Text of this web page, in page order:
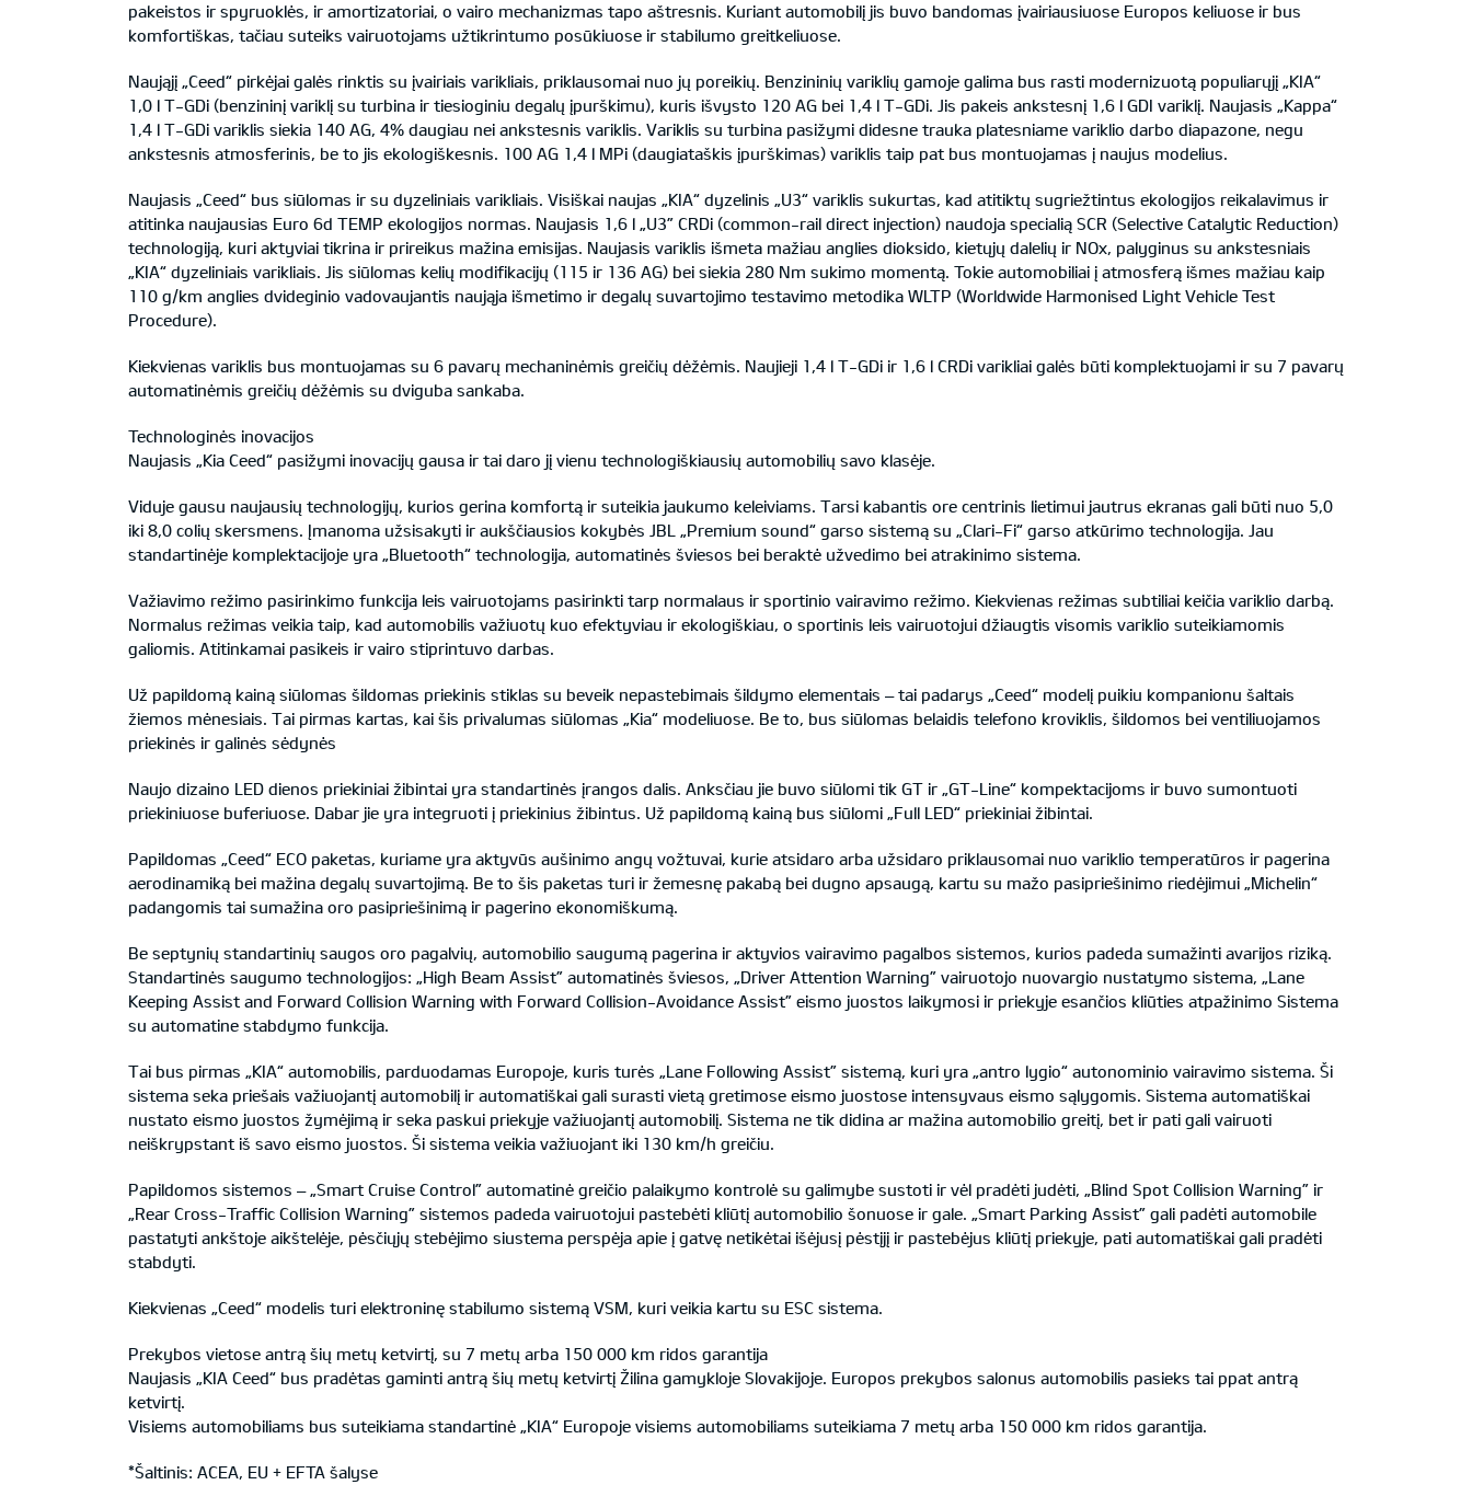
pakeistos ir spyruoklės, ir amortizatoriai, o vairo mechanizmas tapo aštresnis. Kuriant automobilį jis buvo bandomas įvairiausiuose Europos keliuose ir bus
komfortiškas, tačiau suteiks vairuotojams užtikrintumo posūkiuose ir stabilumo greitkeliuose.
Naująjį „Ceed“ pirkėjai galės rinktis su įvairiais varikliais, priklausomai nuo jų poreikių. Benzininių variklių gamoje galima bus rasti modernizuotą populiarųjį „KIA“
1,0 l T-GDi (benzininį variklį su turbina ir tiesioginiu degalų įpurškimu), kuris išvysto 120 AG bei 1,4 l T-GDi. Jis pakeis ankstesnį 1,6 l GDI variklį. Naujasis „Kappa“
1,4 l T-GDi variklis siekia 140 AG, 4% daugiau nei ankstesnis variklis. Variklis su turbina pasižymi didesne trauka platesniame variklio darbo diapazone, negu
ankstesnis atmosferinis, be to jis ekologiškesnis. 100 AG 1,4 l MPi (daugiataškis įpurškimas) variklis taip pat bus montuojamas į naujus modelius.
Naujasis „Ceed“ bus siūlomas ir su dyzeliniais varikliais. Visiškai naujas „KIA“ dyzelinis „U3“ variklis sukurtas, kad atitiktų sugriežtintus ekologijos reikalavimus ir
atitinka naujausias Euro 6d TEMP ekologijos normas. Naujasis 1,6 l „U3” CRDi (common-rail direct injection) naudoja specialią SCR (Selective Catalytic Reduction)
technologiją, kuri aktyviai tikrina ir prireikus mažina emisijas. Naujasis variklis išmeta mažiau anglies dioksido, kietųjų dalelių ir NOx, palyginus su ankstesniais
„KIA“ dyzeliniais varikliais. Jis siūlomas kelių modifikacijų (115 ir 136 AG) bei siekia 280 Nm sukimo momentą. Tokie automobiliai į atmosferą išmes mažiau kaip
110 g/km anglies dvideginio vadovaujantis naująja išmetimo ir degalų suvartojimo testavimo metodika WLTP (Worldwide Harmonised Light Vehicle Test
Procedure).
Kiekvienas variklis bus montuojamas su 6 pavarų mechaninėmis greičių dėžėmis. Naujieji 1,4 l T-GDi ir 1,6 l CRDi varikliai galės būti komplektuojami ir su 7 pavarų
automatinėmis greičių dėžėmis su dviguba sankaba.
Technologinės inovacijos
Naujasis „Kia Ceed“ pasižymi inovacijų gausa ir tai daro jį vienu technologiškiausių automobilių savo klasėje.
Viduje gausu naujausių technologijų, kurios gerina komfortą ir suteikia jaukumo keleiviams. Tarsi kabantis ore centrinis lietimui jautrus ekranas gali būti nuo 5,0
iki 8,0 colių skersmens. Įmanoma užsisakyti ir aukščiausios kokybės JBL „Premium sound“ garso sistemą su „Clari-Fi“ garso atkūrimo technologija. Jau
standartinėje komplektacijoje yra „Bluetooth“ technologija, automatinės šviesos bei beraktė užvedimo bei atrakinimo sistema.
Važiavimo režimo pasirinkimo funkcija leis vairuotojams pasirinkti tarp normalaus ir sportinio vairavimo režimo. Kiekvienas režimas subtiliai keičia variklio darbą.
Normalus režimas veikia taip, kad automobilis važiuotų kuo efektyviau ir ekologiškiau, o sportinis leis vairuotojui džiaugtis visomis variklio suteikiamomis
galiomis. Atitinkamai pasikeis ir vairo stiprintuvo darbas.
Už papildomą kainą siūlomas šildomas priekinis stiklas su beveik nepastebimais šildymo elementais – tai padarys „Ceed“ modelį puikiu kompanionu šaltais
žiemos mėnesiais. Tai pirmas kartas, kai šis privalumas siūlomas „Kia“ modeliuose. Be to, bus siūlomas belaidis telefono kroviklis, šildomos bei ventiliuojamos
priekinės ir galinės sėdynės
Naujo dizaino LED dienos priekiniai žibintai yra standartinės įrangos dalis. Anksčiau jie buvo siūlomi tik GT ir „GT-Line“ kompektacijoms ir buvo sumontuoti
priekiniuose buferiuose. Dabar jie yra integruoti į priekinius žibintus. Už papildomą kainą bus siūlomi „Full LED“ priekiniai žibintai.
Papildomas „Ceed“ ECO paketas, kuriame yra aktyvūs aušinimo angų vožtuvai, kurie atsidaro arba užsidaro priklausomai nuo variklio temperatūros ir pagerina
aerodinamiką bei mažina degalų suvartojimą. Be to šis paketas turi ir žemesnę pakabą bei dugno apsaugą, kartu su mažo pasipriešinimo riedėjimui „Michelin“
padangomis tai sumažina oro pasipriešinimą ir pagerino ekonomiškumą.
Be septynių standartinių saugos oro pagalvių, automobilio saugumą pagerina ir aktyvios vairavimo pagalbos sistemos, kurios padeda sumažinti avarijos riziką.
Standartinės saugumo technologijos: „High Beam Assist” automatinės šviesos, „Driver Attention Warning” vairuotojo nuovargio nustatymo sistema, „Lane
Keeping Assist and Forward Collision Warning with Forward Collision-Avoidance Assist” eismo juostos laikymosi ir priekyje esančios kliūties atpažinimo Sistema
su automatine stabdymo funkcija.
Tai bus pirmas „KIA“ automobilis, parduodamas Europoje, kuris turės „Lane Following Assist” sistemą, kuri yra „antro lygio“ autonominio vairavimo sistema. Ši
sistema seka priešais važiuojantį automobilį ir automatiškai gali surasti vietą gretimose eismo juostose intensyvaus eismo sąlygomis. Sistema automatiškai
nustato eismo juostos žymėjimą ir seka paskui priekyje važiuojantį automobilį. Sistema ne tik didina ar mažina automobilio greitį, bet ir pati gali vairuoti
neiškrypstant iš savo eismo juostos. Ši sistema veikia važiuojant iki 130 km/h greičiu.
Papildomos sistemos – „Smart Cruise Control” automatinė greičio palaikymo kontrolė su galimybe sustoti ir vėl pradėti judėti, „Blind Spot Collision Warning” ir
„Rear Cross-Traffic Collision Warning” sistemos padeda vairuotojui pastebėti kliūtį automobilio šonuose ir gale. „Smart Parking Assist” gali padėti automobile
pastatyti ankštoje aikštelėje, pėsčiųjų stebėjimo siustema perspėja apie į gatvę netikėtai išėjusį pėstįjį ir pastebėjus kliūtį priekyje, pati automatiškai gali pradėti
stabdyti.
Kiekvienas „Ceed“ modelis turi elektroninę stabilumo sistemą VSM, kuri veikia kartu su ESC sistema.
Prekybos vietose antrą šių metų ketvirtį, su 7 metų arba 150 000 km ridos garantija
Naujasis „KIA Ceed“ bus pradėtas gaminti antrą šių metų ketvirtį Žilina gamykloje Slovakijoje. Europos prekybos salonus automobilis pasieks tai ppat antrą
ketvirtį.
Visiems automobiliams bus suteikiama standartinė „KIA“ Europoje visiems automobiliams suteikiama 7 metų arba 150 000 km ridos garantija.
*Šaltinis: ACEA, EU + EFTA šalyse